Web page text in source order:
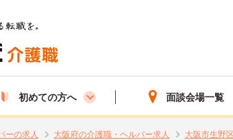
初めての方へ 面談会場一覧
ーの求人 大阪府の介護職・ヘルパー求人 大阪市生野